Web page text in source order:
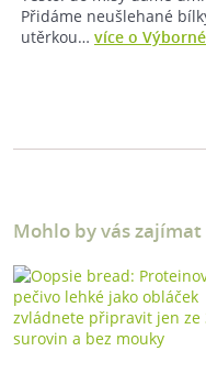
Přidáme neušlehané
utěrkou… více o
Mohlo by vás zajímat